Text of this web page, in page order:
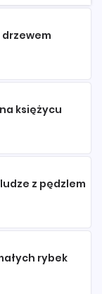
drzewem
księżycu
z pędzlem
rybek